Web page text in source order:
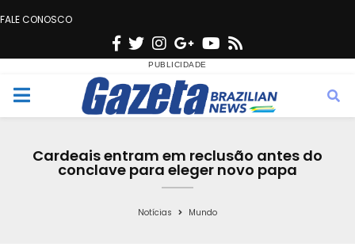
FALE CONOSCO
F
c
e
o
o
T
w
i
t
e
n
s
t
g
r
a
G
o
o
g
e
Y
u
t
b
s
M
Cardeais entram em reclusão antes do
conclave para eleger novo papa
Notícias Mundo